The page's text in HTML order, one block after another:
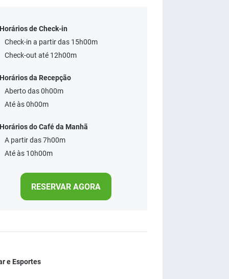
Horários de Check-in
Check-in a partir das 15h00m
Check-out até 12h00m
Horários da Recepção
Aberto das 0h00m
Até às 0h00m
Horários do Café da Manhã
A partir das 7h00m
Até às 10h00m
RESERVAR AGORA
e Esportes